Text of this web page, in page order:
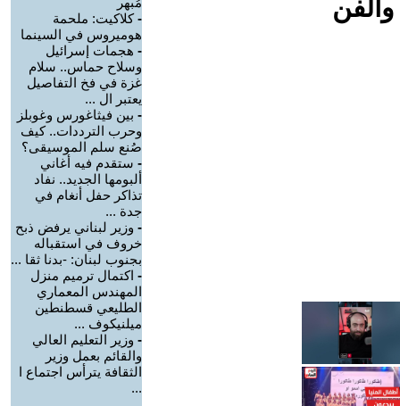
-كلاكيت: ملحمة
هوميروس في السينما
- هجمات إسرائيل
وسلاح حماس.. سلام
غزة في فخ التفاصيل
يعتبر ال ...
- بين فيثاغورس وغوبلز
وحرب الترددات.. كيف
صُنع سلم الموسيقى؟
- ستقدم فيه أغاني
ألبومها الجديد.. نفاد
تذاكر حفل أنغام في
جدة ...
- وزير لبناني يرفض ذبح
خروف في استقباله
بجنوب لبنان: -بدنا ثقا ...
- اكتمال ترميم منزل
المهندس المعماري
الطليعي قسطنطين
ميلنيكوف ...
- وزير التعليم العالي
والقائم بعمل وزير
الثقافة يترأس اجتماع ا
...